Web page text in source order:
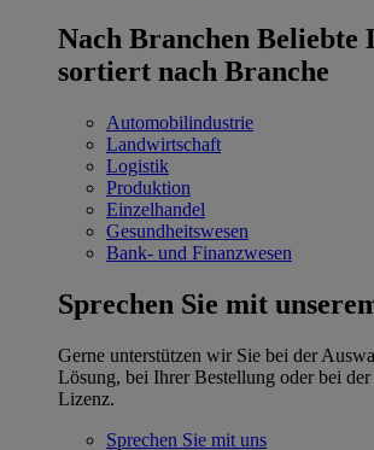
Nach Branchen Beliebte
sortiert nach Branche
Automobilindustrie
Landwirtschaft
Logistik
Produktion
Einzelhandel
Gesundheitswesen
Bank- und Finanzwesen
Sprechen Sie mit
Gerne unterstützen wir Sie bei der
Lösung, bei Ihrer Bestellung oder bei
Lizenz.
Sprechen Sie mit uns